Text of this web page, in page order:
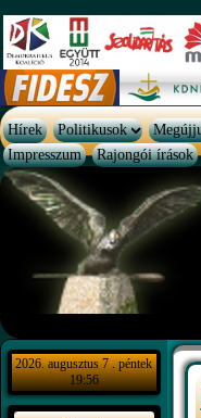
Hírek Politikusok
Impresszum
Rajongói írások
2026. augusztus 7 . péntek
19:56